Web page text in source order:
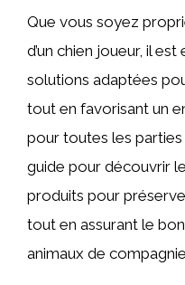
Que vous soyez
d’un chien joueur, il
solutions adaptées
tout en favorisant un
pour toutes les
guide pour découvrir
produits pour
tout en assurant le
animaux de